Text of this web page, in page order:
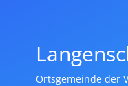
Ortsgemeinde der